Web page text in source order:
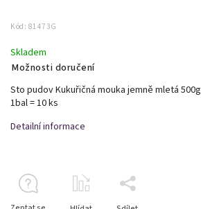
Kód: 81473G
Skladem
Možnosti doručení
Sto pudov Kukuřičná mouka jemně mletá 500g
1bal = 10 ks
Detailní informace